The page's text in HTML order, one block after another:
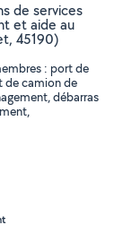
de services
et aide au
45190)
: port de
de camion de
débarras